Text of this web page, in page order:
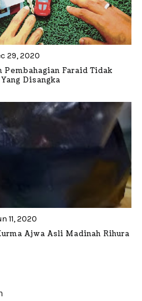
29, 2020
Pembahagian Faraid Tidak
Disangka
11, 2020
Ajwa Asli Madinah Rihura